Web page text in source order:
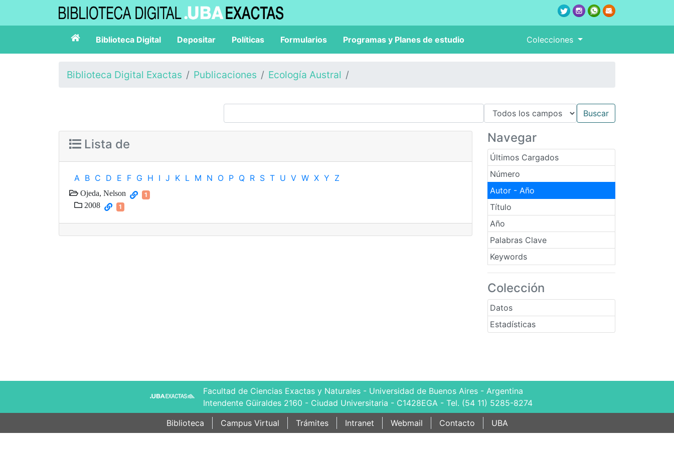
Biblioteca Digital Depositar Políticas Formularios Programas y Planes de estudio Colecciones
Biblioteca Digital Exactas Publicaciones Ecología Austral
Navegar
Últimos Cargados
Número
Autor - Año
Título
Año
Palabras Clave
Keywords
Colección
Datos
Estadísticas
Lista de
A B C D E F G H I J K L M N O P Q R S T U V W X Y Z
Ojeda, Nelson 1
2008 1
Facultad de Ciencias Exactas y Naturales - Universidad de Buenos Aires - Argentina
Intendente Güiraldes 2160 - Ciudad Universitaria - C1428EGA - Tel. (54 11) 5285-8274
Biblioteca
Campus Virtual Trámites Intranet Webmail Contacto UBA